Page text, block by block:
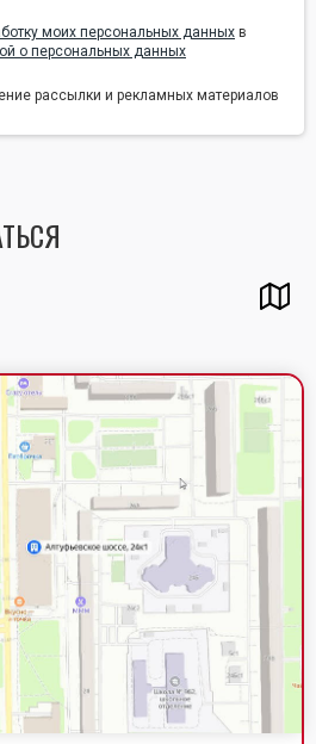
моих персональных данных в
о персональных данных
рассылки и рекламных материалов